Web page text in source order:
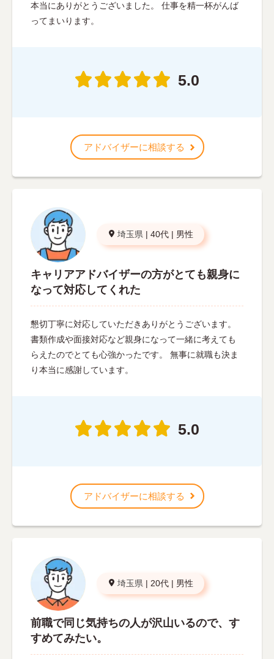
本当にありがとうございました。 仕事を精一杯がんば
ってまいります。
5.0
アドバイザーに相談する
埼玉県 | 40代 | 男性
キャリアアドバイザーの方がとても親身に
なって対応してくれた
懇切丁寧に対応していただきありがとうございます。
書類作成や面接対応など親身になって一緒に考えても
らえたのでとても心強かったです。 無事に就職も決ま
り本当に感謝しています。
5.0
アドバイザーに相談する
埼玉県 | 20代 | 男性
前職で同じ気持ちの人が沢山いるので、す
すめてみたい。